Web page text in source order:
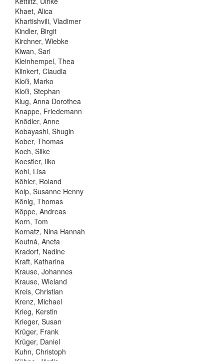
Khaet, Alica
Khartishvili, Vladimer
Kindler, Birgit
Kirchner, Wiebke
Kiwan, Sari
Kleinhempel, Thea
Klinkert, Claudia
Kloß, Marko
Kloß, Stephan
Klug, Anna Dorothea
Knappe, Friedemann
Knödler, Anne
Kobayashi, Shugin
Kober, Thomas
Koch, Silke
Koestler, Ilko
Kohl, Lisa
Köhler, Roland
Kolp, Susanne Henny
König, Thomas
Köppe, Andreas
Korn, Tom
Kornatz, Nina Hannah
Koutná, Aneta
Kradorf, Nadine
Kraft, Katharina
Krause, Johannes
Krause, Wieland
Kreis, Christian
Krenz, Michael
Krieg, Kerstin
Krieger, Susan
Krüger, Frank
Krüger, Daniel
Kuhn, Christoph